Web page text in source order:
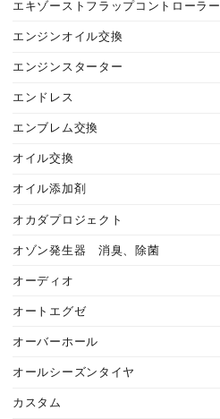
エキゾーストフラップコントローラー
エンジンオイル交換
エンジンスターター
エンドレス
エンブレム交換
オイル交換
オイル添加剤
オカダプロジェクト
オゾン発生器 消臭、除菌
オーディオ
オートエグゼ
オーバーホール
オールシーズンタイヤ
カスタム